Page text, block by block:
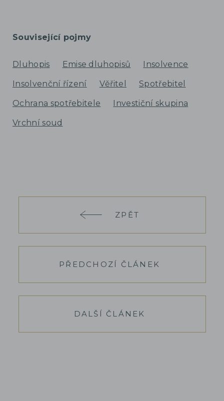
Související pojmy
Dluhopis Emise dluhopisů Insolvence
Insolvenční řízení Věřitel Spotřebitel
Ochrana spotřebitele Investiční skupina
Vrchní soud
ZPĚT
PŘEDCHOZÍ ČLÁNEK
DALŠÍ ČLÁNEK